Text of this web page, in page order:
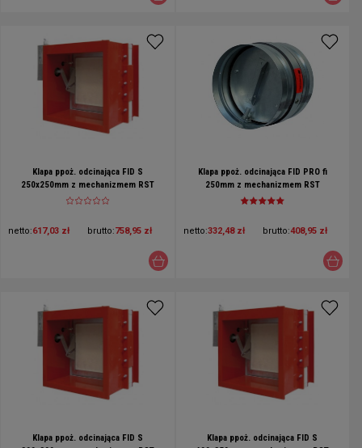
Klapa ppoż. odcinająca FID S
250x250mm z mechanizmem RST
netto:617,03 zł brutto:758,95 zł
Klapa ppoż. odcinająca FID PRO fi
250mm z mechanizmem RST
netto:332,48 zł brutto:408,95 zł
Klapa ppoż. odcinająca FID S
Klapa ppoż. odcinająca FID S